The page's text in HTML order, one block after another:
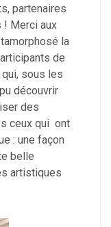
partenaires
! Merci aux
la
de
qui, sous les
découvrir
des
ceux qui ont
: une façon
belle
artistiques